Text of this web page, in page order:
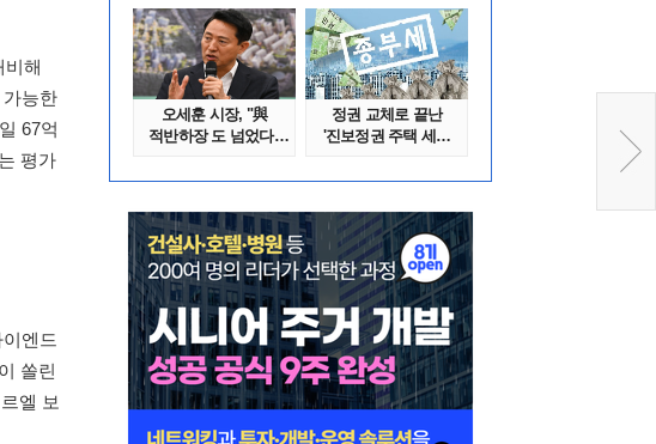
비해
능한
67억
평가
엔드
쏠린
엘 보
오세훈 시장, "與
적반하장 도 넘었다"
정권 교체로 끝난
'진보정권 주택 세금